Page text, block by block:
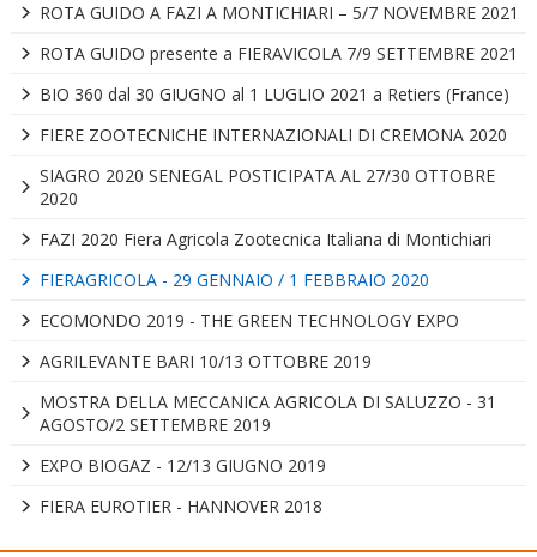
ROTA GUIDO A FAZI A MONTICHIARI – 5/7 NOVEMBRE 2021
ROTA GUIDO presente a FIERAVICOLA 7/9 SETTEMBRE 2021
BIO 360 dal 30 GIUGNO al 1 LUGLIO 2021 a Retiers (France)
FIERE ZOOTECNICHE INTERNAZIONALI DI CREMONA 2020
SIAGRO 2020 SENEGAL POSTICIPATA AL 27/30 OTTOBRE
2020
FAZI 2020 Fiera Agricola Zootecnica Italiana di Montichiari
FIERAGRICOLA - 29 GENNAIO / 1 FEBBRAIO 2020
ECOMONDO 2019 - THE GREEN TECHNOLOGY EXPO
AGRILEVANTE BARI 10/13 OTTOBRE 2019
MOSTRA DELLA MECCANICA AGRICOLA DI SALUZZO - 31
AGOSTO/2 SETTEMBRE 2019
EXPO BIOGAZ - 12/13 GIUGNO 2019
FIERA EUROTIER - HANNOVER 2018